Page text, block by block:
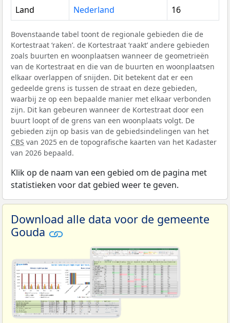
Land Nederland 16
Bovenstaande tabel toont de regionale gebieden die de
Kortestraat ‘raken’. de Kortestraat ‘raakt’ andere gebieden
zoals buurten en woonplaatsen wanneer de geometrieën
van de Kortestraat en die van de buurten en woonplaatsen
elkaar overlappen of snijden. Dit betekent dat er een
gedeelde grens is tussen de straat en deze gebieden,
waarbij ze op een bepaalde manier met elkaar verbonden
zijn. Dit kan gebeuren wanneer de Kortestraat door een
buurt loopt of de grens van een woonplaats volgt. De
gebieden zijn op basis van de gebiedsindelingen van het
CBS van 2025 en de topografische kaarten van het Kadaster
van 2026 bepaald.
Klik op de naam van een gebied om de pagina met
statistieken voor dat gebied weer te geven.
Download alle data voor de gemeente
Gouda